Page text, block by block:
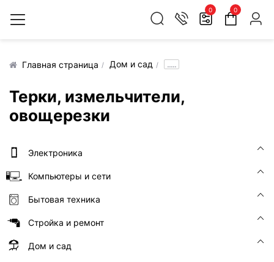
0 0
Главная страница Дом и сад .....
Терки, измельчители,
овощерезки
Электроника
Компьютеры и сети
Бытовая техника
Стройка и ремонт
Дом и сад